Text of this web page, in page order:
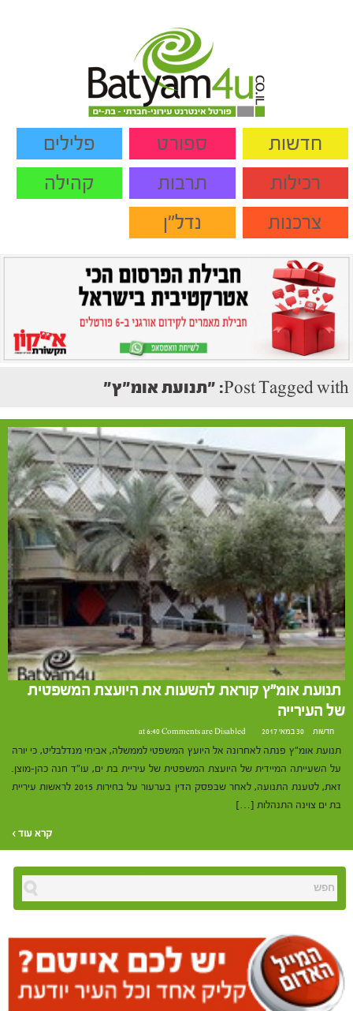
חדשות ספורט
פלילים
רכילות
תרבות
קהילה
צרכנות
נדל"ן
Post Tagged with: "תנועת אומ"ץ"
תנועת אומ"ץ קוראת להשעות את היועצת המשפטית
של העירייה
חדשות 30 במאי 2017 at 6:40 Comments are Disabled
תנועת אומ"ץ פנתה לאחרונה אל היועץ המשפטי לממשלה, אביחי מנדלבליט, כי יורה
על השעייתה המיידית של היועצת המשפטית של עיריית בת ים, עו"ד חנה כהן-מוצן.
זאת, לטענת התנועה, לאחר שבפסק הדין בערעור על בחירות 2015 לראשות עיריית
בת ים צוינה התנהלות […]
קרא עוד ›